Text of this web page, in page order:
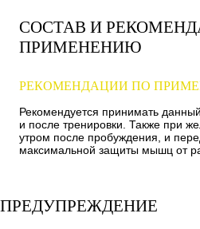
СОСТАВ И
ПРИМЕНЕНИЮ
РЕКОМЕНДАЦИИ ПО
Рекомендуется принимать
и после тренировки. Также при
утром после пробуждения, и
максимальной защиты мышц от
ПРЕДУПРЕЖДЕНИЕ